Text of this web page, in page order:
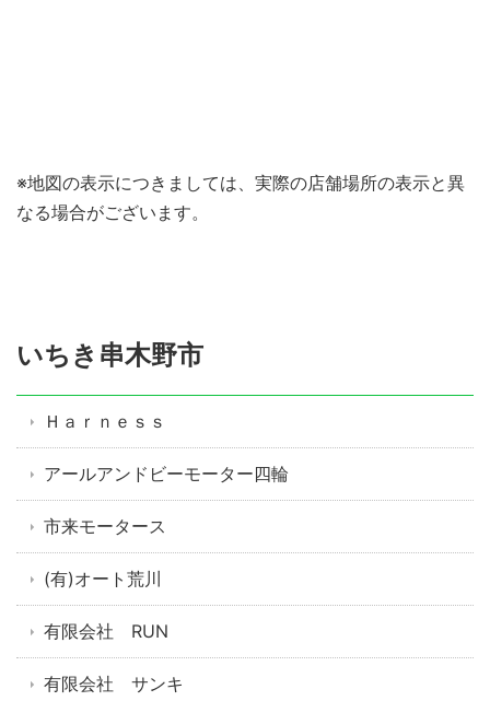
※地図の表示につきましては、実際の店舗場所の表示と異
なる場合がございます。
いちき串木野市
Ｈａｒｎｅｓｓ
アールアンドビーモーター四輪
市来モータース
(有)オート荒川
有限会社 RUN
有限会社 サンキ